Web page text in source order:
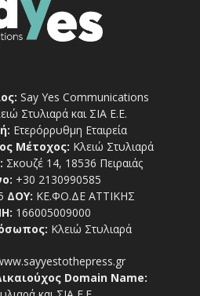
Say Yes Communications
Στυλιαρά και ΣΙΑ Ε.Ε.
Ετερόρρυθμη Εταιρεία
Μέτοχος: Κλειώ Στυλιαρά
Σκουζέ 14, 18536 Πειραιάς
+30 2130990585
ΔΟΥ: ΚΕ.ΦΟ.ΔΕ ΑΤΤΙΚΗΣ
166005009000
Κλειώ Στυλιαρά
Domain Name: